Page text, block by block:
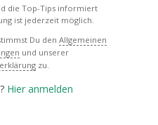
die Top-Tips informiert
ist jederzeit möglich.
Du den Allgemeinen
und unserer
zu.
Hier anmelden